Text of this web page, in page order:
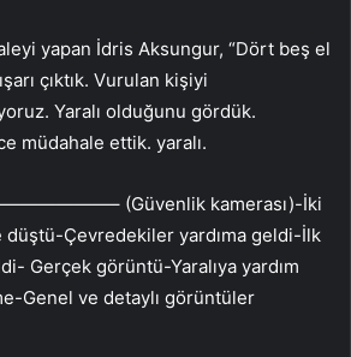
yapan İdris Aksungur, “Dört beş el
çıktık. Vurulan kişiyi
Yaralı olduğunu gördük.
müdahale ettik. yaralı.
(Güvenlik kamerası)-İki
düştü-Çevredekiler yardıma geldi-İlk
Gerçek görüntü-Yaralıya yardım
Genel ve detaylı görüntüler